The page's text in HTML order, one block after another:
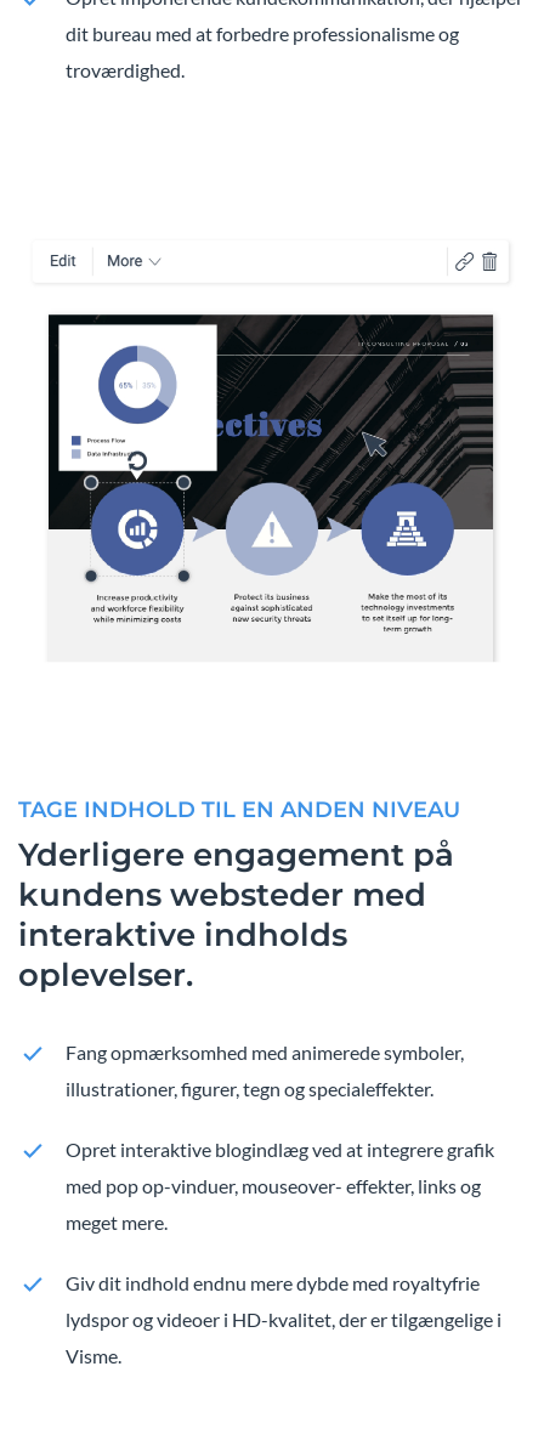
dit bureau med at forbedre professionalisme og
troværdighed.
TAGE INDHOLD TIL EN ANDEN NIVEAU
Yderligere engagement på
kundens websteder med
interaktive indholds
oplevelser.
Fang opmærksomhed med animerede symboler,
illustrationer, figurer, tegn og specialeffekter.
Opret interaktive blogindlæg ved at integrere grafik
med pop op-vinduer, mouseover- effekter, links og
meget mere.
Giv dit indhold endnu mere dybde med royaltyfrie
lydspor og videoer i HD-kvalitet, der er tilgængelige i
Visme.